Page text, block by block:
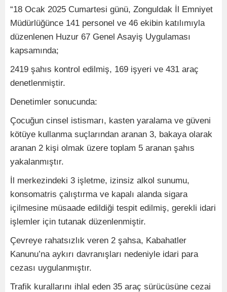
“18 Ocak 2025 Cumartesi günü, Zonguldak İl Emniyet
Müdürlüğünce 141 personel ve 46 ekibin katılımıyla
düzenlenen Huzur 67 Genel Asayiş Uygulaması
kapsamında;
2419 şahıs kontrol edilmiş, 169 işyeri ve 431 araç
denetlenmiştir.
Denetimler sonucunda:
Çocuğun cinsel istismarı, kasten yaralama ve güveni
kötüye kullanma suçlarından aranan 3, bakaya olarak
aranan 2 kişi olmak üzere toplam 5 aranan şahıs
yakalanmıştır.
İl merkezindeki 3 işletme, izinsiz alkol sunumu,
konsomatris çalıştırma ve kapalı alanda sigara
içilmesine müsaade edildiği tespit edilmiş, gerekli idari
işlemler için tutanak düzenlenmiştir.
Çevreye rahatsızlık veren 2 şahsa, Kabahatler
Kanunu’na aykırı davranışları nedeniyle idari para
cezası uygulanmıştır.
Trafik kurallarını ihlal eden 35 araç sürücüsüne cezai